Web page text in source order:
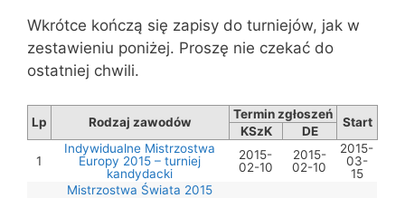
Wkrótce kończą się zapisy do turniejów, jak w
zestawieniu poniżej. Proszę nie czekać do
ostatniej chwili.
Lp Rodzaj zawodów
Termin zgłoszeń
Start
KSzK DE
1
Indywidualne Mistrzostwa
Europy 2015 – turniej
kandydacki
2015-
02-10
2015-
02-10
2015-
03-
15
Mistrzostwa Świata 2015